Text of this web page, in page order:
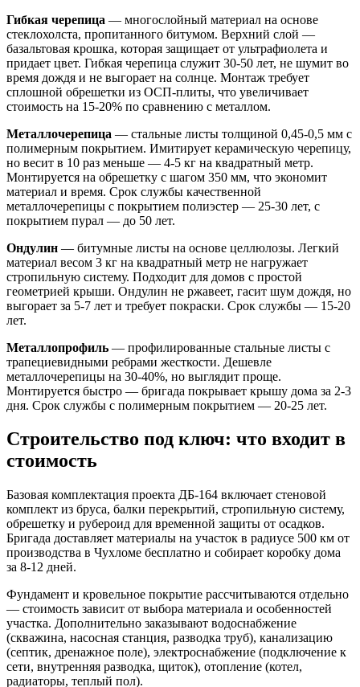
Гибкая черепица — многослойный материал на основе
стеклохолста, пропитанного битумом. Верхний слой —
базальтовая крошка, которая защищает от ультрафиолета и
придает цвет. Гибкая черепица служит 30-50 лет, не шумит во
время дождя и не выгорает на солнце. Монтаж требует
сплошной обрешетки из ОСП-плиты, что увеличивает
стоимость на 15-20% по сравнению с металлом.
Металлочерепица — стальные листы толщиной 0,45-0,5 мм с
полимерным покрытием. Имитирует керамическую черепицу,
но весит в 10 раз меньше — 4-5 кг на квадратный метр.
Монтируется на обрешетку с шагом 350 мм, что экономит
материал и время. Срок службы качественной
металлочерепицы с покрытием полиэстер — 25-30 лет, с
покрытием пурал — до 50 лет.
Ондулин — битумные листы на основе целлюлозы. Легкий
материал весом 3 кг на квадратный метр не нагружает
стропильную систему. Подходит для домов с простой
геометрией крыши. Ондулин не ржавеет, гасит шум дождя, но
выгорает за 5-7 лет и требует покраски. Срок службы — 15-20
лет.
Металлопрофиль — профилированные стальные листы с
трапециевидными ребрами жесткости. Дешевле
металлочерепицы на 30-40%, но выглядит проще.
Монтируется быстро — бригада покрывает крышу дома за 2-3
дня. Срок службы с полимерным покрытием — 20-25 лет.
Строительство под ключ: что входит в
стоимость
Базовая комплектация проекта ДБ-164 включает стеновой
комплект из бруса, балки перекрытий, стропильную систему,
обрешетку и рубероид для временной защиты от осадков.
Бригада доставляет материалы на участок в радиусе 500 км от
производства в Чухломе бесплатно и собирает коробку дома
за 8-12 дней.
Фундамент и кровельное покрытие рассчитываются отдельно
— стоимость зависит от выбора материала и особенностей
участка. Дополнительно заказывают водоснабжение
(скважина, насосная станция, разводка труб), канализацию
(септик, дренажное поле), электроснабжение (подключение к
сети, внутренняя разводка, щиток), отопление (котел,
радиаторы, теплый пол).